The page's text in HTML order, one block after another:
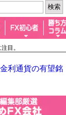
目。
利通貨の有望銘